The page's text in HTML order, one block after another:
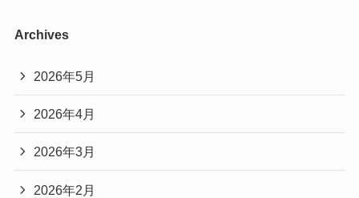
Archives
2026年5月
2026年4月
2026年3月
2026年2月